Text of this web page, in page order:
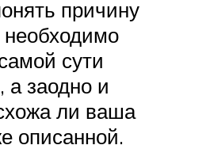
причину
необходимо
сути
а заодно и
ли ваша
описанной.